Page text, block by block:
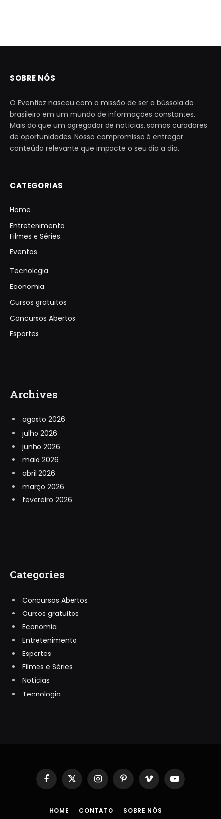
SOBRE NÓS
O Eventioz nasceu com a missão de ser a bússola do
brasileiro em um mundo de informações constantes.
Mais do que um agregador de notícias, somos curadores
de oportunidades. Nosso compromisso é entregar
conteúdo relevante que impacte o seu dia a dia.
CATEGORIAS
Home
Entretenimento
Filmes e Séries
Eventos
Tecnologia
Economia
Cursos gratuitos
Concursos Abertos
Esportes
Archives
agosto 2026
julho 2026
junho 2026
maio 2026
abril 2026
março 2026
fevereiro 2026
Categories
Concursos Abertos
Cursos gratuitos
Economia
Entretenimento
Esportes
Filmes e Séries
Notícias
Tecnologia
Facebook
X
(Twitter)
InstagramPinterestVimeo YouTube
HOME CONTATO SOBRE NÓS